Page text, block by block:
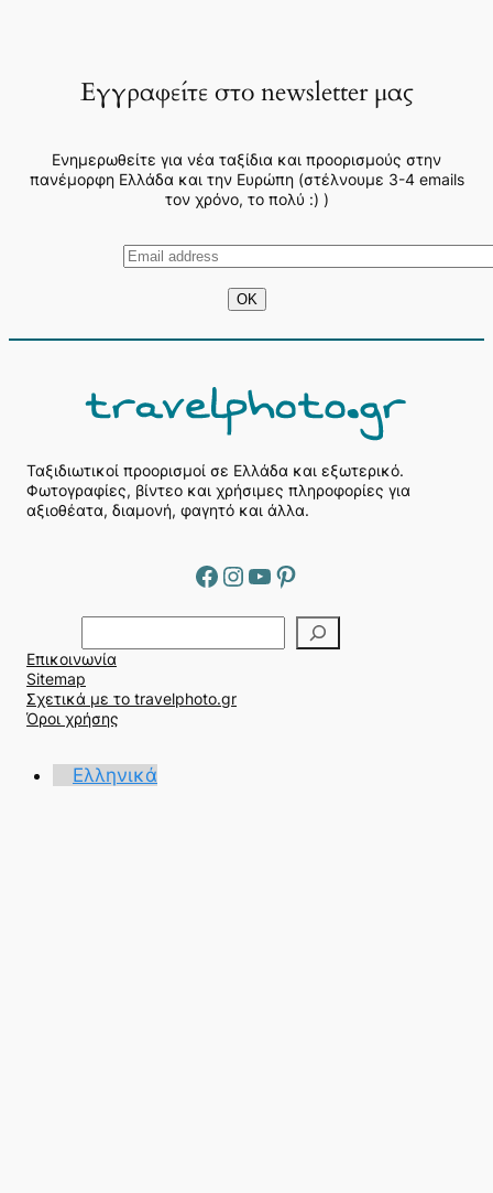
Εγγραφείτε στο newsletter μας
Ενημερωθείτε για νέα ταξίδια και προορισμούς στην
πανέμορφη Ελλάδα και την Ευρώπη (στέλνουμε 3-4 emails
τον χρόνο, το πολύ :) )
Ταξιδιωτικοί προορισμοί σε Ελλάδα και εξωτερικό.
Φωτογραφίες, βίντεο και χρήσιμες πληροφορίες για
αξιοθέατα, διαμονή, φαγητό και άλλα.
Facebook Instagram YouTube Pinterest
ν
α
ζ
ή
Επικοινωνία
Sitemap
Σχετικά με το travelphoto.gr
Όροι χρήσης
Ελληνικά